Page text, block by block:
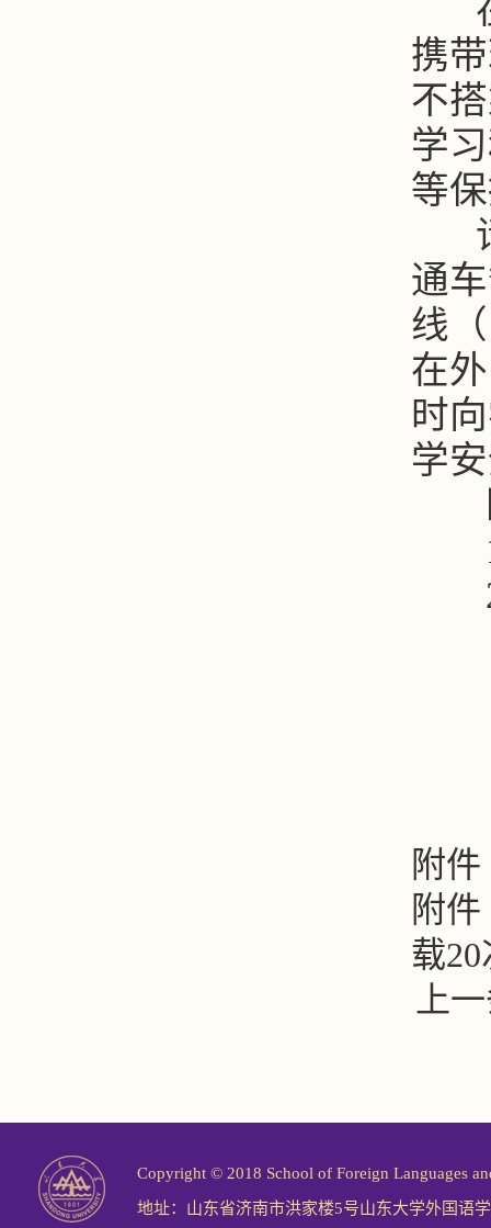
携
不
学
等
通
线
在
时
学
附件
附件
载20
上
Copyright © 2018 School of Foreign Languages
地址：山东省济南市洪家楼5号山东大学外国语